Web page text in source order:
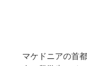
マケドニアの首